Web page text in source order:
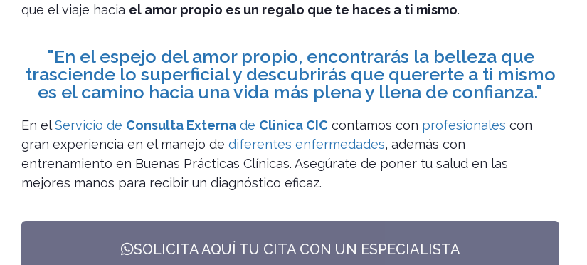
que el viaje hacia el amor propio es un regalo que te haces a ti mismo.
"En el espejo del amor propio, encontrarás la belleza que
trasciende lo superficial y descubrirás que quererte a ti mismo
es el camino hacia una vida más plena y llena de confianza."
En elServicio de Consulta Externa de Clinica CIC contamos con profesionales con
gran experiencia en el manejo de diferentes enfermedades, además con
entrenamiento en Buenas Prácticas Clínicas. Asegúrate de poner tu salud en las
mejores manos para recibir un diagnóstico eficaz.
SOLICITA AQUÍ TU CITA CON UN ESPECIALISTA